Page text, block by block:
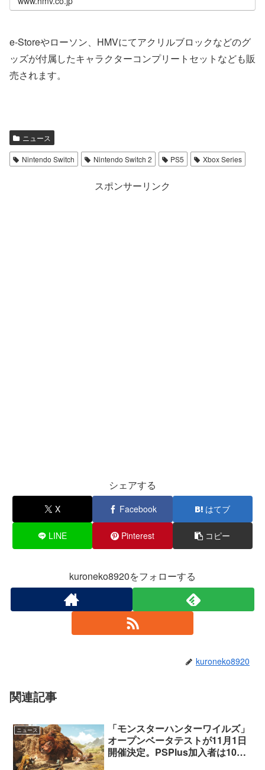
e-Storeやローソン、HMVにてアクリルブロックなどのグ
ッズが付属したキャラクターコンプリートセットなども販
売されます。
ニュース
Nintendo Switch Nintendo Switch 2 PS5 Xbox Series
スポンサーリンク
シェアする
X Facebook はてブ
LINE Pinterest コピー
kuroneko8920をフォローする
kuroneko8920
関連記事
ニュース
「モンスターハンターワイルズ」
オープンベータテストが11月1日
開催決定。PSPlus加入者は10月